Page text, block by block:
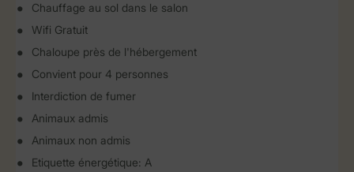
Chauffage au sol dans le salon
Wifi Gratuit
Chaloupe près de l'hébergement
Convient pour 4 personnes
Interdiction de fumer
Animaux admis
Animaux non admis
Etiquette énergétique: A